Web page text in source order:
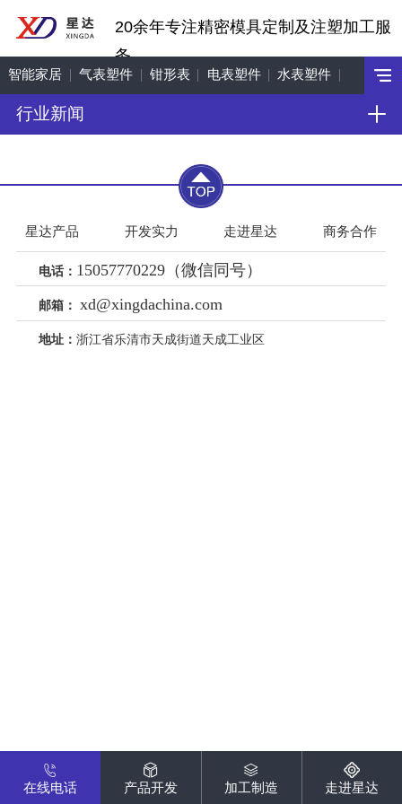
20余年专注精密模具定制及注塑加工服
务
智能家居 气表塑件 钳形表 电表塑件 水表塑件
工艺饰品 机车配件
行业新闻
星达产品 开发实力 走进星达 商务合作
电话： 15057770229（微信同号）
邮箱： xd@xingdachina.com
地址： 浙江省乐清市天成街道天成工业区
在线电话 产品开发 加工制造 走进星达